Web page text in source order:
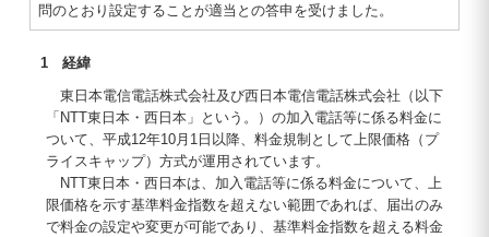
問のとおり設定することが適当との答申を受けました。
1 経緯
東日本電信電話株式会社及び西日本電信電話株式会社（以下
「NTT東日本・西日本」という。）の加入電話等に係る料金に
ついて、平成12年10月1日以降、料金規制として上限価格（プ
ライスキャップ）方式が運用されています。
NTT東日本・西日本は、加入電話等に係る料金について、上
限価格を示す基準料金指数を超えない範囲であれば、届出のみ
で料金の設定や変更が可能であり、基準料金指数を超える料金